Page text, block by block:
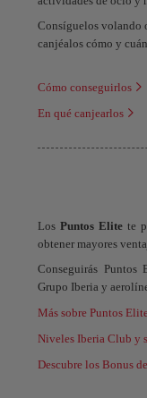
Consíguelos volando
canjéalos cómo y
Cómo conseguirlos
En qué canjearlos
LosPuntos Elite te
obtener mayores
Conseguirás
Grupo Iberia y
Más sobre Puntos Elite
Niveles Iberia Club y
Descubre los Bonus